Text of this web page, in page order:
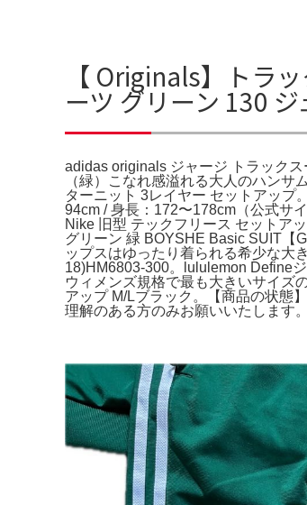
【 Originals】トラ
ーツ グリーン 130
adidas originals ジャージ トラック
（緑）こなれ感溢れる大人のハン
ターニット 3レイヤー セットアップ
94cm / 身長：172〜178cm（公式サ
Nike 旧型 テックフリース セットア
グリーン 緑 BOYSHE Basic SUIT【
ップスはゆったり着られる希少な大
18)HM6803-300。lululemon Define
ウィメンズ規格で最も大きいサイズ
アップ M/Lブラック。【商品の状態
理解のある方のみお願いいたします